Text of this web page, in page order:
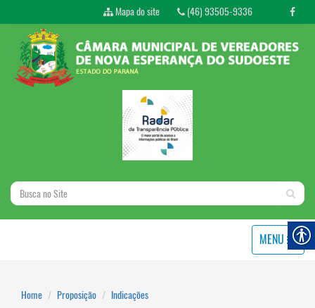
Mapa do site (46) 93505-9336
MENU
Home Proposição Indicações